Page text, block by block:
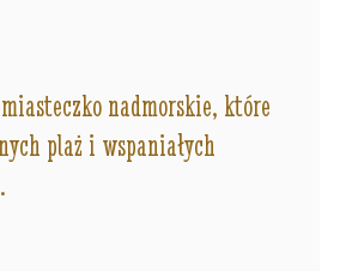
nadmorskie, które
plaż i wspaniałych